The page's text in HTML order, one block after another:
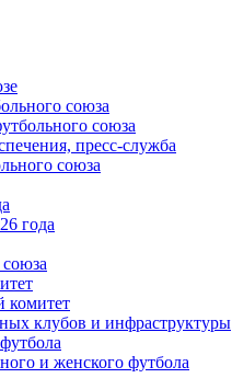
союза
союза
пресс-служба
союза
года
комитет
клубов и инфраструктуры
и женского футбола